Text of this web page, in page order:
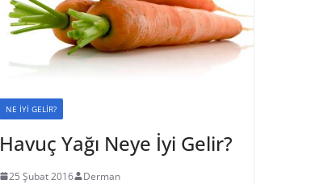
NE İYİ GELİR?
Havuç Yağı Neye İyi Gelir?
25 Şubat 2016 Derman